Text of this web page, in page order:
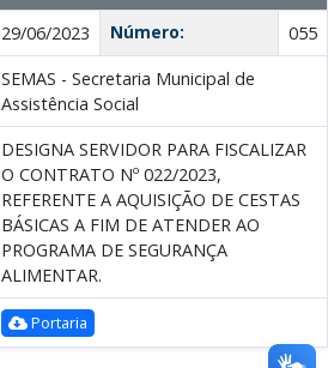
29/06/2023 Número:
055
SEMAS - Secretaria Municipal de
Assistência Social
DESIGNA SERVIDOR PARA FISCALIZAR
O CONTRATO Nº 022/2023,
REFERENTE A AQUISIÇÃO DE CESTAS
BÁSICAS A FIM DE ATENDER AO
PROGRAMA DE SEGURANÇA
ALIMENTAR.
Portaria